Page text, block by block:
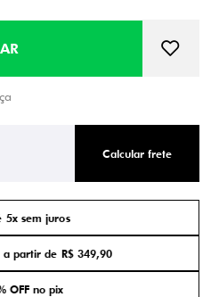
Calcular frete
5x sem juros
a partir de R$ 349,90
OFF no pix